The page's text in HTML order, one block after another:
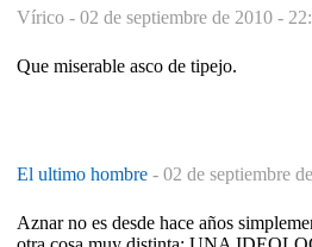
Vírico - 02 de septiembre de 2010 -
Que miserable asco de tipejo.
El ultimo hombre - 02 de septiembre
Aznar no es desde hace años